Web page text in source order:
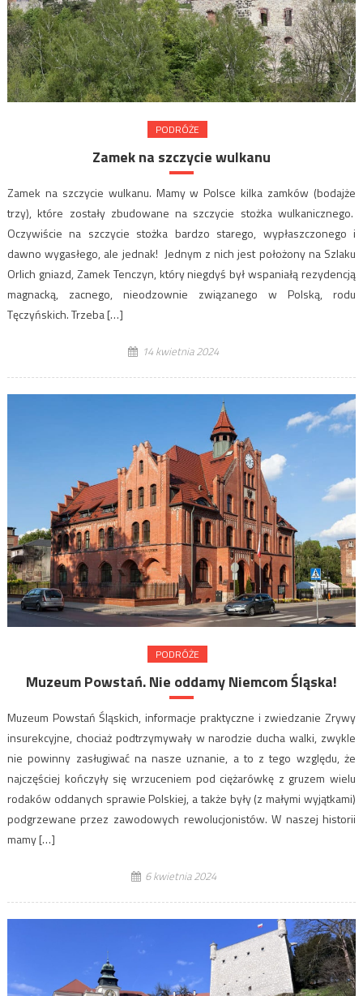
PODRÓŻE
Zamek na szczycie wulkanu
Zamek na szczycie wulkanu. Mamy w Polsce kilka zamków (bodajże
trzy), które zostały zbudowane na szczycie stożka wulkanicznego.
Oczywiście na szczycie stożka bardzo starego, wypłaszczonego i
dawno wygasłego, ale jednak! Jednym z nich jest położony na Szlaku
Orlich gniazd, Zamek Tenczyn, który niegdyś był wspaniałą rezydencją
magnacką, zacnego, nieodzownie związanego w Polską, rodu
Tęczyńskich. Trzeba […]
14 kwietnia 2024
PODRÓŻE
Muzeum Powstań. Nie oddamy Niemcom Śląska!
Muzeum Powstań Śląskich, informacje praktyczne i zwiedzanie Zrywy
insurekcyjne, chociaż podtrzymywały w narodzie ducha walki, zwykle
nie powinny zasługiwać na nasze uznanie, a to z tego względu, że
najczęściej kończyły się wrzuceniem pod ciężarówkę z gruzem wielu
rodaków oddanych sprawie Polskiej, a także były (z małymi wyjątkami)
podgrzewane przez zawodowych rewolucjonistów. W naszej historii
mamy […]
6 kwietnia 2024